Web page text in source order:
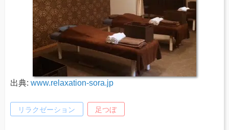
出典: www.relaxation-sora.jp
リラクゼーション 足つぼ